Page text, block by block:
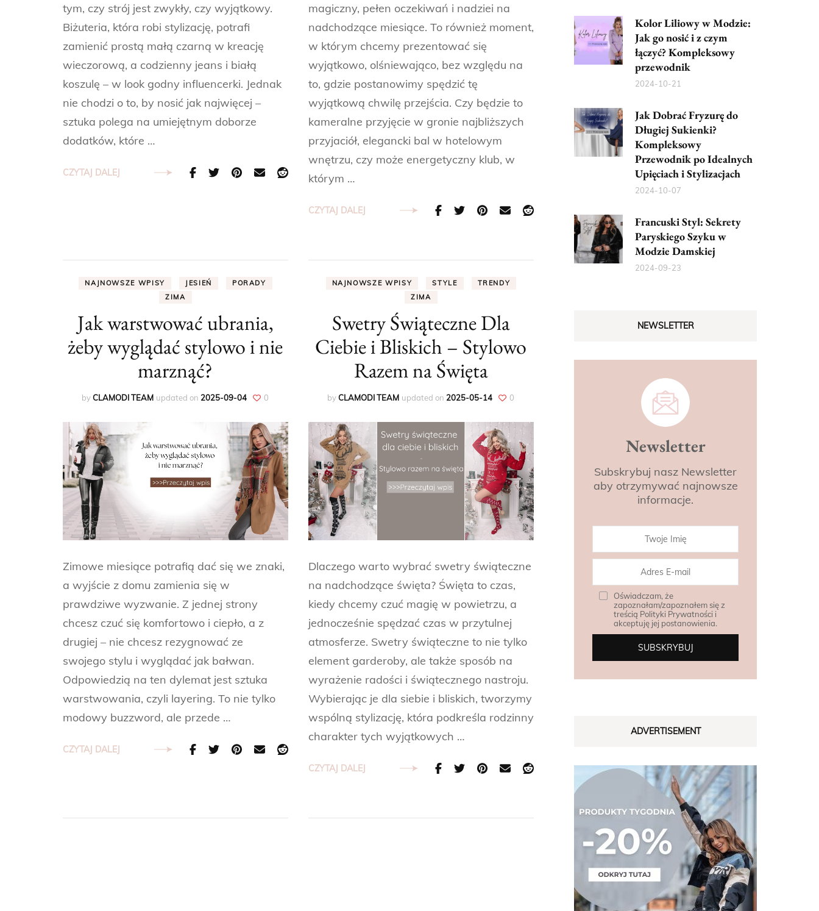
tym, czy strój jest zwykły, czy wyjątkowy.
Biżuteria, która robi stylizację, potrafi
zamienić prostą małą czarną w kreację
wieczorową, a codzienny jeans i białą
koszulę – w look godny influencerki. Jednak
nie chodzi o to, by nosić jak najwięcej –
sztuka polega na umiejętnym doborze
dodatków, które …
CZYTAJ DALEJ
magiczny, pełen oczekiwań i nadziei na
nadchodzące miesiące. To również moment,
w którym chcemy prezentować się
wyjątkowo, olśniewająco, bez względu na
to, gdzie postanowimy spędzić tę
wyjątkową chwilę przejścia. Czy będzie to
kameralne przyjęcie w gronie najbliższych
przyjaciół, elegancki bal w hotelowym
wnętrzu, czy może energetyczny klub, w
którym …
CZYTAJ DALEJ
NAJNOWSZE WPISY JESIEŃ
PORADY
ZIMA
Jak warstwować ubrania,
żeby wyglądać stylowo i nie
marznąć?
byCLAMODI TEAM updated on 2025-09-04 0
Zimowe miesiące potrafią dać się we znaki,
a wyjście z domu zamienia się w
prawdziwe wyzwanie. Z jednej strony
chcesz czuć się komfortowo i ciepło, a z
drugiej – nie chcesz rezygnować ze
swojego stylu i wyglądać jak bałwan.
Odpowiedzią na ten dylemat jest sztuka
warstwowania, czyli layering. To nie tylko
modowy buzzword, ale przede …
CZYTAJ DALEJ
NAJNOWSZE WPISY STYLE
TRENDY
ZIMA
Swetry Świąteczne Dla
Ciebie i Bliskich – Stylowo
Razem na Święta
byCLAMODI TEAM updated on 2025-05-14 0
Dlaczego warto wybrać swetry świąteczne
na nadchodzące święta? Święta to czas,
kiedy chcemy czuć magię w powietrzu, a
jednocześnie spędzać czas w przytulnej
atmosferze. Swetry świąteczne to nie tylko
element garderoby, ale także sposób na
wyrażenie radości i świątecznego nastroju.
Wybierając je dla siebie i bliskich, tworzymy
wspólną stylizację, która podkreśla rodzinny
charakter tych wyjątkowych …
CZYTAJ DALEJ
Kolor Liliowy w Modzie:
Jak go nosić i z czym
łączyć? Kompleksowy
przewodnik
2024-10-21
Jak Dobrać Fryzurę do
Długiej Sukienki?
Kompleksowy
Przewodnik po Idealnych
Upięciach i Stylizacjach
2024-10-07
Francuski Styl: Sekrety
Paryskiego Szyku w
Modzie Damskiej
2024-09-23
NEWSLETTER
Newsletter
Subskrybuj nasz Newsletter
aby otrzymywać najnowsze
informacje.
Oświadczam, że
zapoznałam/zapoznałem się z
treścią Polityki Prywatności i
akceptuję jej postanowienia.
ADVERTISEMENT